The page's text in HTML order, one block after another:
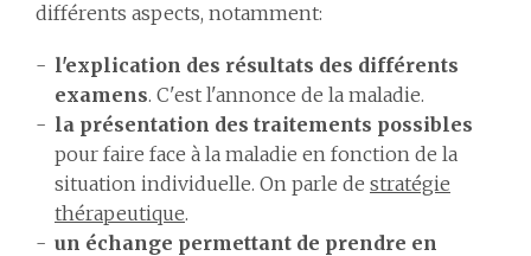
différents aspects, notamment:
l'explication des résultats des différents
examens. C'est l'annonce de la maladie.
la présentation des traitements possibles
pour faire face à la maladie en fonction de la
situation individuelle. On parle de stratégie
thérapeutique.
un échange permettant de prendre en